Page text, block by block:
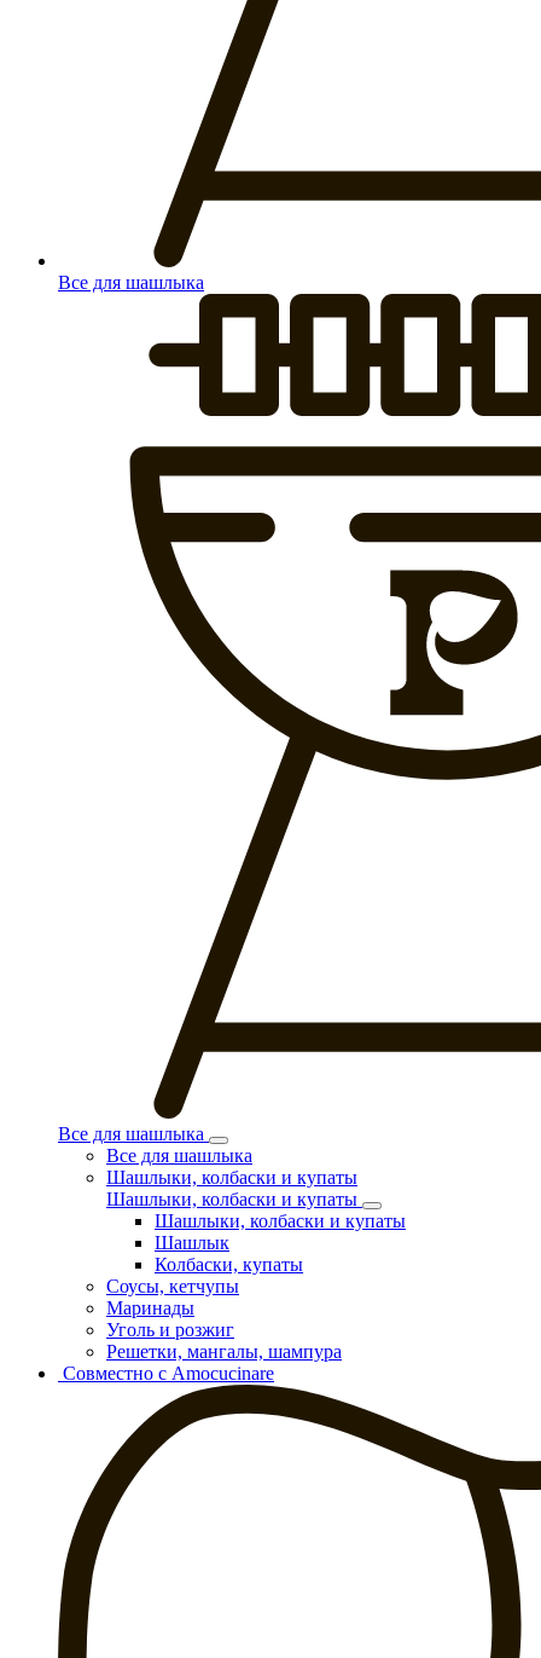
Все для шашлыка
Все для шашлыка
Все для шашлыка
Шашлыки, колбаски и купаты
Шашлыки, колбаски и купаты
Шашлыки, колбаски и купаты
Шашлык
Колбаски, купаты
Соусы, кетчупы
Маринады
Уголь и розжиг
Решетки, мангалы, шампура
Совместно с Amocucinare